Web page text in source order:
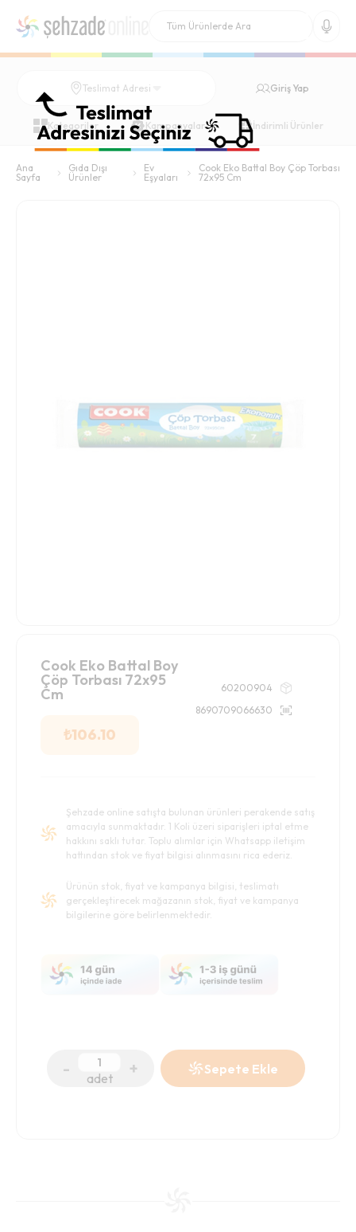
Teslimat Adresi Giriş Yap
Kategoriler Kampanyalar İndirimli Ürünler
Ana
Sayfa
Gıda Dışı
Ürünler
Ev
Eşyaları
Cook Eko Battal Boy Çöp Torbası
72x95 Cm
Cook Eko Battal Boy
Çöp Torbası 72x95
Cm
₺106.10
60200904
8690709066630
Şehzade online satışta bulunan ürünleri perakende satış
amacıyla sunmaktadır. 1 Koli üzeri siparişleri iptal etme
hakkını saklı tutar. Toplu alımlar için Whatsapp iletişim
hattından stok ve fiyat bilgisi alınmasını rica ederiz.
Ürünün stok, fiyat ve kampanya bilgisi, teslimatı
gerçekleştirecek mağazanın stok, fiyat ve kampanya
bilgilerine göre belirlenmektedir.
- adet + Sepete Ekle